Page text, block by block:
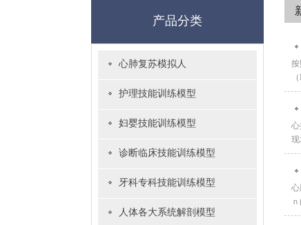
产品分类
心肺复苏模拟人
护理技能训练模型
妇婴技能训练模型
诊断临床技能训练模型
牙科专科技能训练模型
人体各大系统解剖模型
按
现